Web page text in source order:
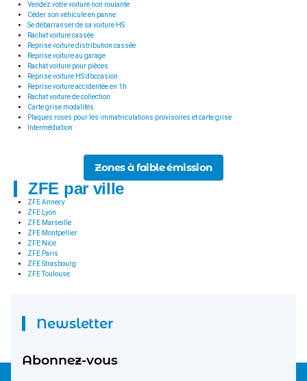
Vendez votre voiture non roulante
Céder son véhicule en panne
Se débarrasser de sa voiture HS
Rachat voiture cassée
Reprise voiture distribution cassée
Reprise voiture au garage
Rachat voiture pour pièces
Reprise voiture HS d’occasion
Reprise voiture accidentée en 1h
Rachat voiture de collection
Carte grise modalités
Plaques roses pour les immatriculations provisoires et carte grise
Intermédiation
Zones à faible émission
ZFE par ville
ZFE Annecy
ZFE Lyon
ZFE Marseille
ZFE Montpellier
ZFE Nice
ZFE Paris
ZFE Strasbourg
ZFE Toulouse
Newsletter
Abonnez-vous